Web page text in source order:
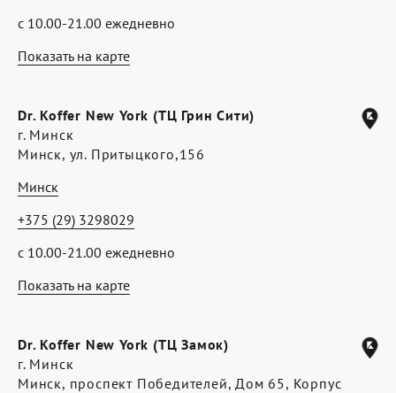
Показать на карте
с 10.00-21.00 ежедневно
Показать на карте
Dr. Koffer New York (ТЦ Грин Сити)
г. Минск
Минск, ул. Притыцкого,156
Минск
с 10.00-21.00 ежедневно
+375 (29) 3298029
Dr. Koffer New York (ТЦ Замок)
г. Минск
Минск, проспект Победителей, Дом 65, Корпус